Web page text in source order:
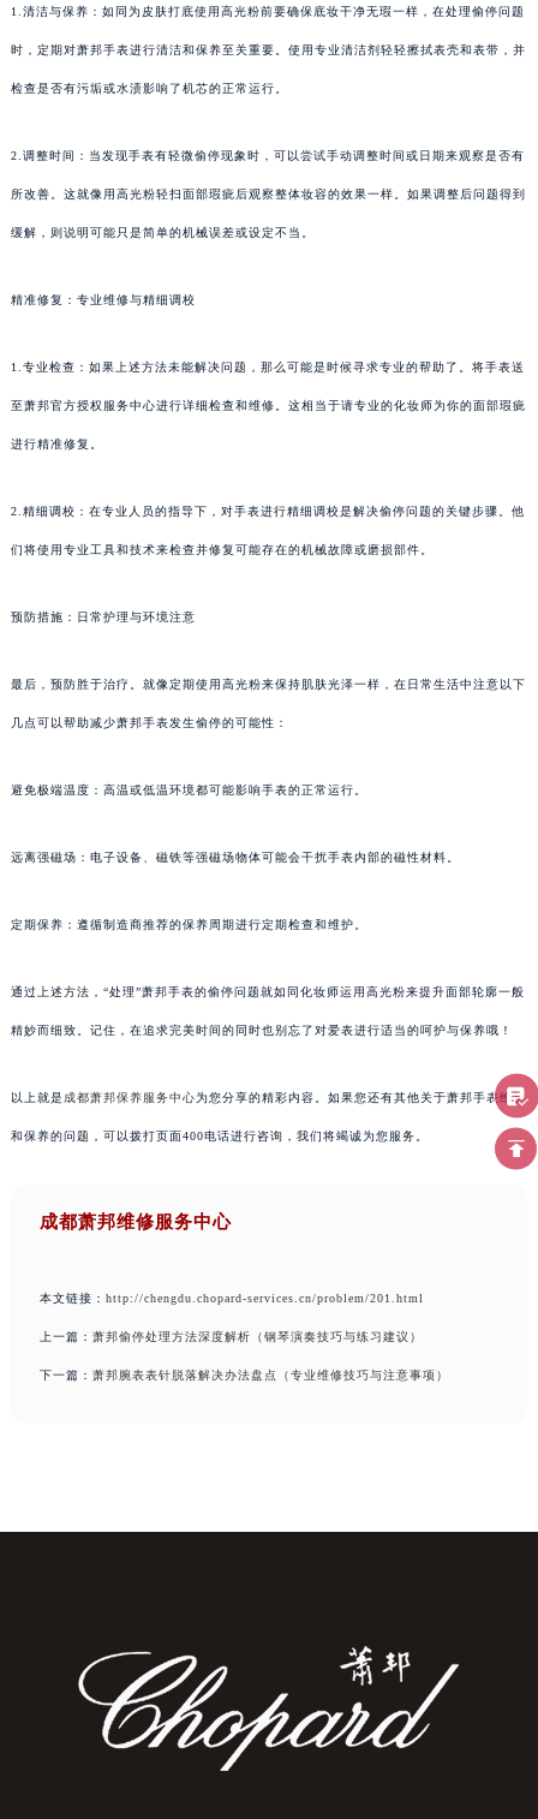
1.清洁与保养：如同为皮肤打底使用高光粉前要确保底妆干净无瑕一样，在处理偷停问题
时，定期对萧邦手表进行清洁和保养至关重要。使用专业清洁剂轻轻擦拭表壳和表带，并
检查是否有污垢或水渍影响了机芯的正常运行。
2.调整时间：当发现手表有轻微偷停现象时，可以尝试手动调整时间或日期来观察是否有
所改善。这就像用高光粉轻扫面部瑕疵后观察整体妆容的效果一样。如果调整后问题得到
缓解，则说明可能只是简单的机械误差或设定不当。
精准修复：专业维修与精细调校
1.专业检查：如果上述方法未能解决问题，那么可能是时候寻求专业的帮助了。将手表送
至萧邦官方授权服务中心进行详细检查和维修。这相当于请专业的化妆师为你的面部瑕疵
进行精准修复。
2.精细调校：在专业人员的指导下，对手表进行精细调校是解决偷停问题的关键步骤。他
们将使用专业工具和技术来检查并修复可能存在的机械故障或磨损部件。
预防措施：日常护理与环境注意
最后，预防胜于治疗。就像定期使用高光粉来保持肌肤光泽一样，在日常生活中注意以下
几点可以帮助减少萧邦手表发生偷停的可能性：
避免极端温度：高温或低温环境都可能影响手表的正常运行。
远离强磁场：电子设备、磁铁等强磁场物体可能会干扰手表内部的磁性材料。
定期保养：遵循制造商推荐的保养周期进行定期检查和维护。
通过上述方法，“处理”萧邦手表的偷停问题就如同化妆师运用高光粉来提升面部轮廓一般
精妙而细致。记住，在追求完美时间的同时也别忘了对爱表进行适当的呵护与保养哦！
以上就是 成都萧邦保养服务中心为您分享的精彩内容。如果您还有其他关于萧邦手表维护
和保养的问题，可以拨打页面400电话进行咨询，我们将竭诚为您服务。
成都萧邦维修服务中心
本文链接： http://chengdu.chopard-services.cn/problem/201.html
上一篇： 萧邦偷停处理方法深度解析（钢琴演奏技巧与练习建议）
下一篇： 萧邦腕表表针脱落解决办法盘点（专业维修技巧与注意事项）